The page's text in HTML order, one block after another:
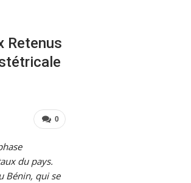
Retenus
0
du pays.
Bénin, qui se